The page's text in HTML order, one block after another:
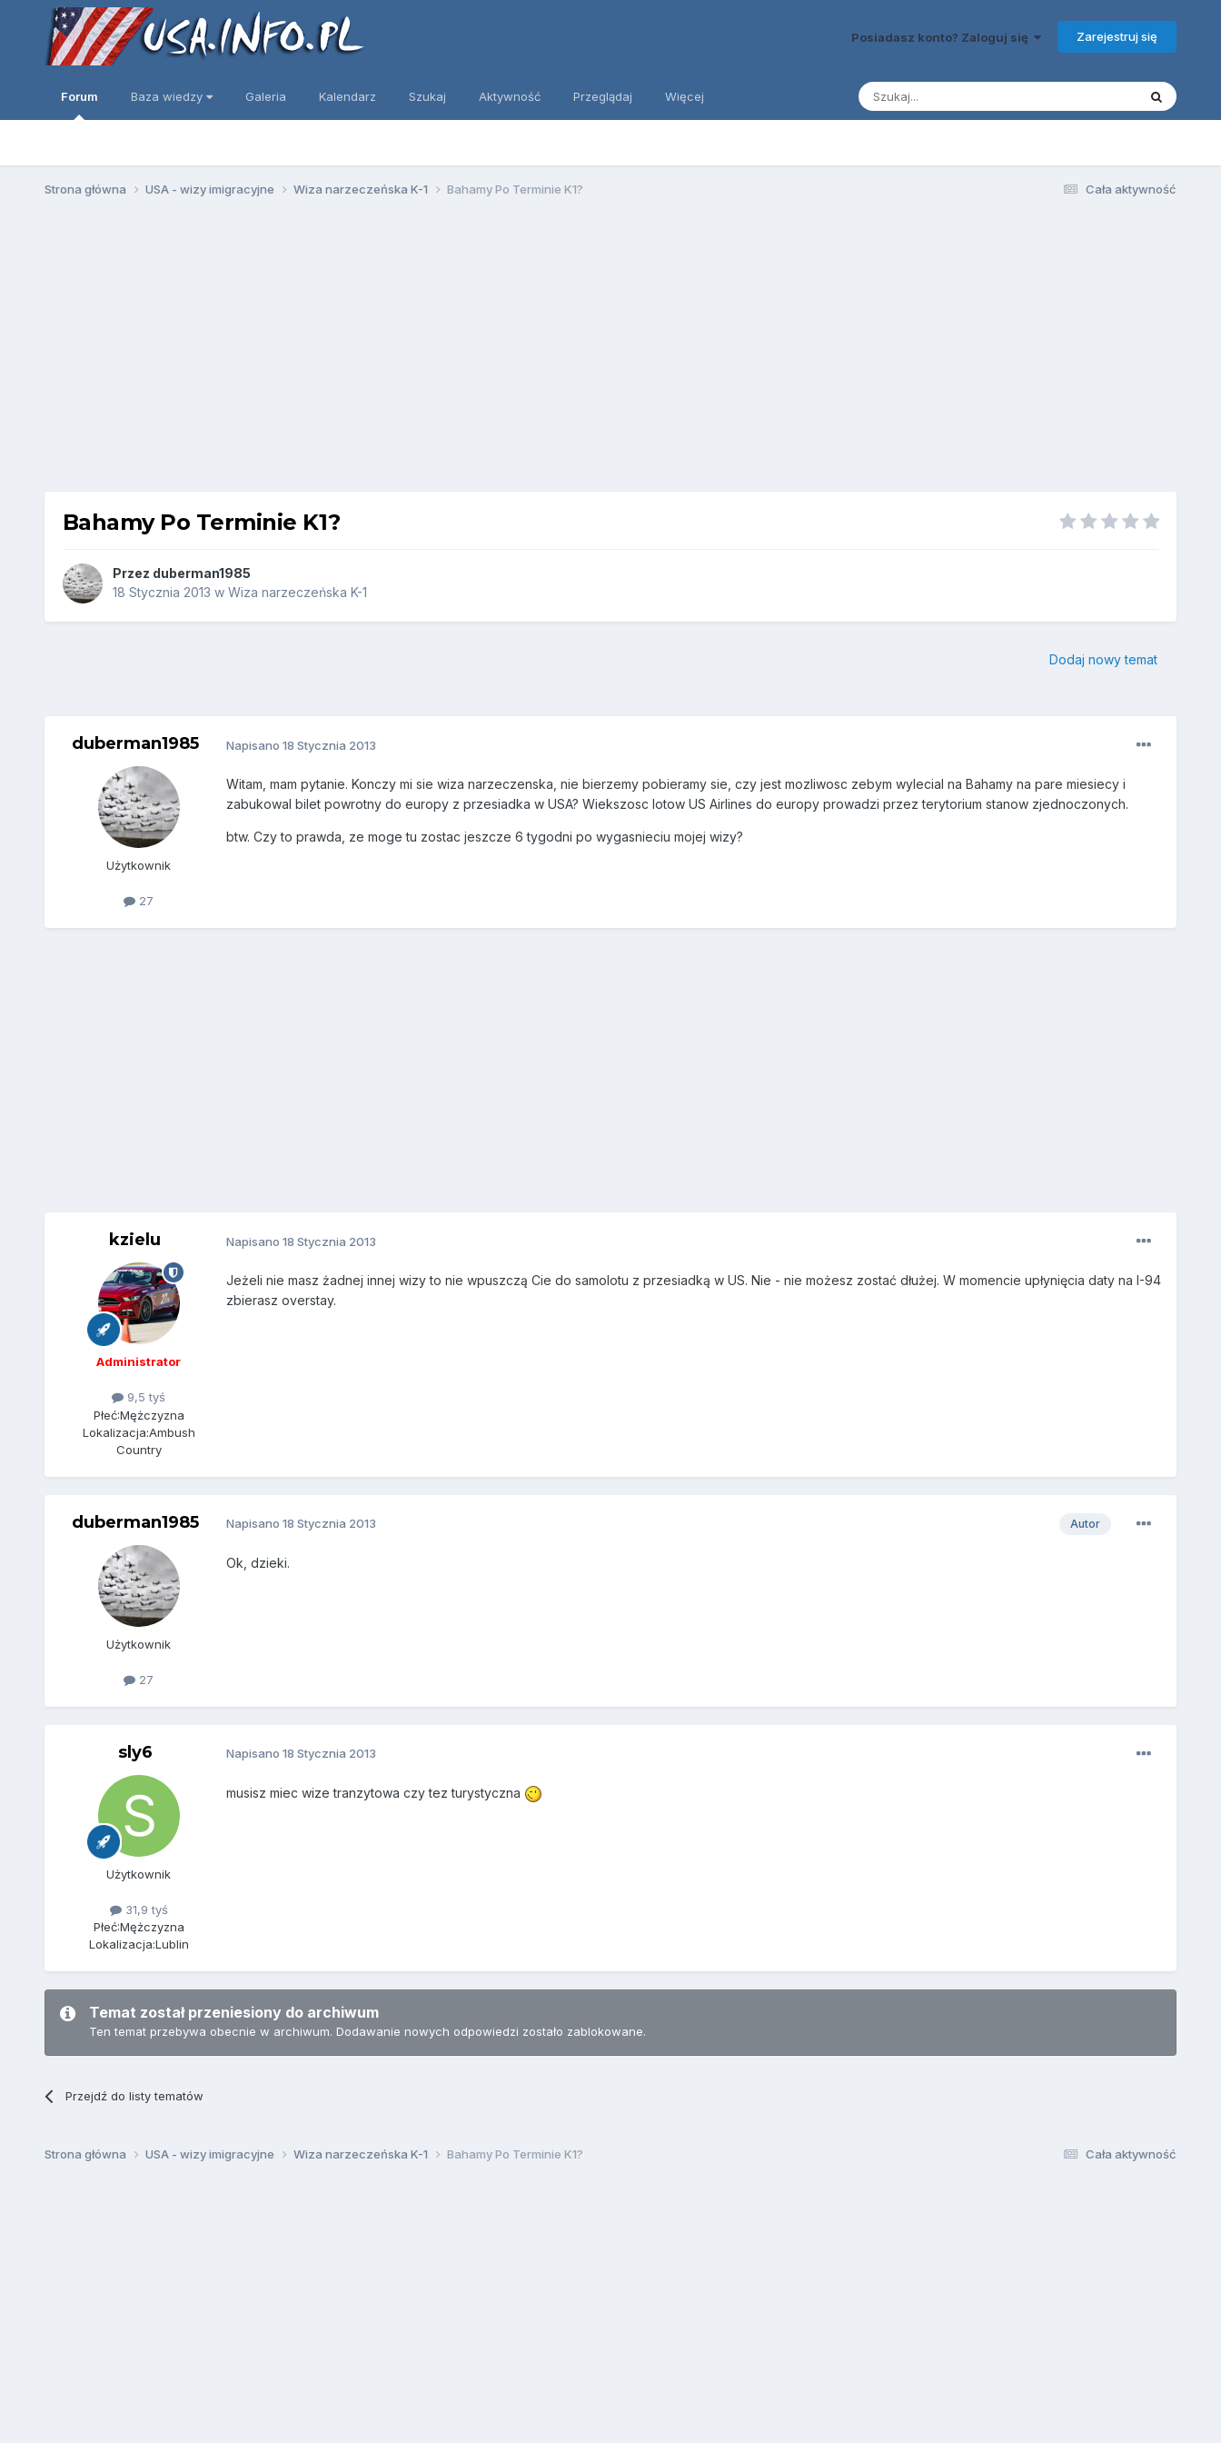
Posiadasz konto? Zaloguj się Zarejestruj się
Forum Baza wiedzy Galeria Kalendarz Szukaj Aktywność Przeglądaj Więcej
Cała aktywność
Strona główna USA - wizy imigracyjne Wiza narzeczeńska K-1 Bahamy Po Terminie K1?
Bahamy Po Terminie K1?
Przez duberman1985
18 Stycznia 2013 w Wiza narzeczeńska K-1
Dodaj nowy temat
duberman1985
Użytkownik
27
Napisano 18 Stycznia 2013
Witam, mam pytanie. Konczy mi sie wiza narzeczenska, nie bierzemy pobieramy sie, czy jest mozliwosc zebym wylecial na Bahamy na pare miesiecy i
zabukowal bilet powrotny do europy z przesiadka w USA? Wiekszosc lotow US Airlines do europy prowadzi przez terytorium stanow zjednoczonych.
btw. Czy to prawda, ze moge tu zostac jeszcze 6 tygodni po wygasnieciu mojej wizy?
kzielu
Administrator
9,5 tyś
Płeć:Mężczyzna
Lokalizacja:Ambush
Country
Napisano 18 Stycznia 2013
Jeżeli nie masz żadnej innej wizy to nie wpuszczą Cie do samolotu z przesiadką w US. Nie - nie możesz zostać dłużej. W momencie upłynięcia daty na I-94
zbierasz overstay.
duberman1985
Użytkownik
27
Autor
Napisano 18 Stycznia 2013
Ok, dzieki.
sly6
Użytkownik
31,9 tyś
Płeć:Mężczyzna
Lokalizacja:Lublin
Napisano 18 Stycznia 2013
musisz miec wize tranzytowa czy tez turystyczna
Temat został przeniesiony do archiwum
Ten temat przebywa obecnie w archiwum. Dodawanie nowych odpowiedzi zostało zablokowane.
Przejdź do listy tematów
Cała aktywność
Strona główna USA - wizy imigracyjne Wiza narzeczeńska K-1 Bahamy Po Terminie K1?